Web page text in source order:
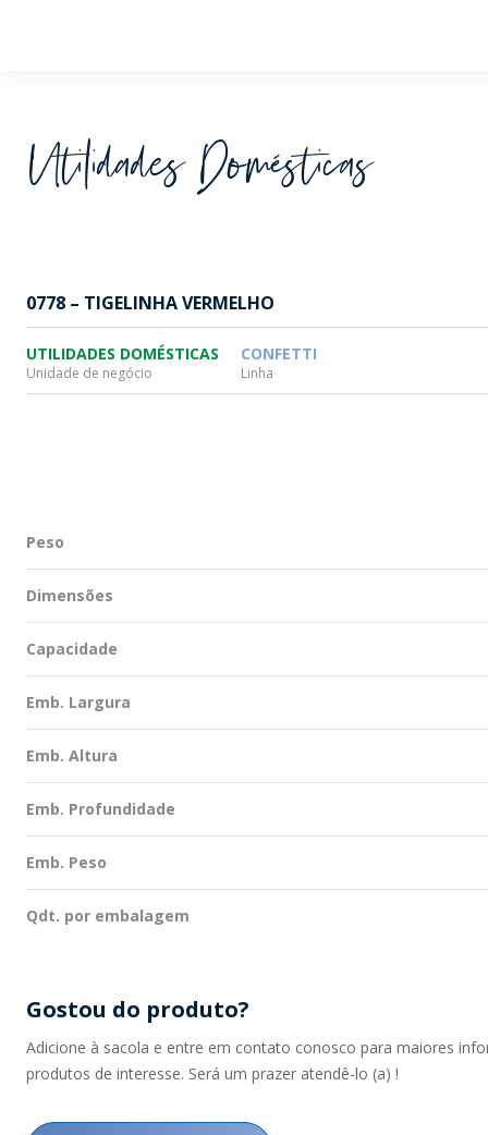
Utilidades Domésticas
0778 – TIGELINHA VERMELHO
UTILIDADES DOMÉSTICAS
Unidade de negócio
CONFETTI
Linha
Peso
Dimensões
Capacidade
Emb. Largura
Emb. Altura
Emb. Profundidade
Emb. Peso
Qdt. por embalagem
Gostou do produto?
Adicione à sacola e entre em contato conosco para maiores
produtos de interesse. Será um prazer atendê-lo (a) !